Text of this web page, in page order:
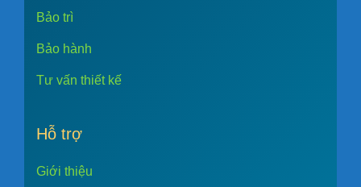
Bảo trì
Bảo hành
Tư vấn thiết kế
Hỗ trợ
Giới thiệu